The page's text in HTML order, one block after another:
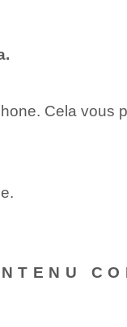
Cela vous